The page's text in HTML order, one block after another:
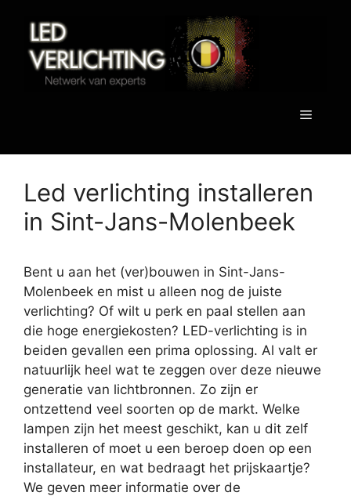
inhoud
Menu
Led verlichting installeren
in Sint-Jans-Molenbeek
Bent u aan het (ver)bouwen in Sint-Jans-
Molenbeek en mist u alleen nog de juiste
verlichting? Of wilt u perk en paal stellen aan
die hoge energiekosten? LED-verlichting is in
beiden gevallen een prima oplossing. Al valt er
natuurlijk heel wat te zeggen over deze nieuwe
generatie van lichtbronnen. Zo zijn er
ontzettend veel soorten op de markt. Welke
lampen zijn het meest geschikt, kan u dit zelf
installeren of moet u een beroep doen op een
installateur, en wat bedraagt het prijskaartje?
We geven meer informatie over de